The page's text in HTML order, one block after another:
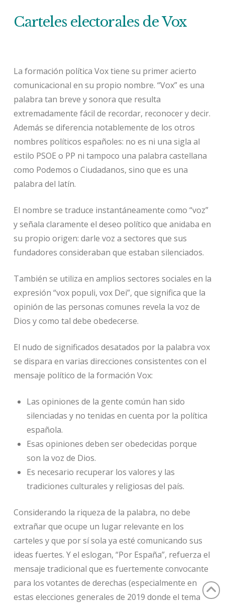
Carteles electorales de Vox
La formación política Vox tiene su primer acierto
comunicacional en su propio nombre. “Vox” es una
palabra tan breve y sonora que resulta
extremadamente fácil de recordar, reconocer y decir.
Además se diferencia notablemente de los otros
nombres políticos españoles: no es ni una sigla al
estilo PSOE o PP ni tampoco una palabra castellana
como Podemos o Ciudadanos, sino que es una
palabra del latín.
El nombre se traduce instantáneamente como “voz”
y señala claramente el deseo político que anidaba en
su propio origen: darle voz a sectores que sus
fundadores consideraban que estaban silenciados.
También se utiliza en amplios sectores sociales en la
expresión “vox populi, vox Dei”, que significa que la
opinión de las personas comunes revela la voz de
Dios y como tal debe obedecerse.
El nudo de significados desatados por la palabra vox
se dispara en varias direcciones consistentes con el
mensaje político de la formación Vox:
Las opiniones de la gente común han sido
silenciadas y no tenidas en cuenta por la política
española.
Esas opiniones deben ser obedecidas porque
son la voz de Dios.
Es necesario recuperar los valores y las
tradiciones culturales y religiosas del país.
Considerando la riqueza de la palabra, no debe
extrañar que ocupe un lugar relevante en los
carteles y que por sí sola ya esté comunicando sus
ideas fuertes. Y el eslogan, “Por España”, refuerza el
mensaje tradicional que es fuertemente convocante
para los votantes de derechas (especialmente en
estas elecciones generales de 2019 donde el tema